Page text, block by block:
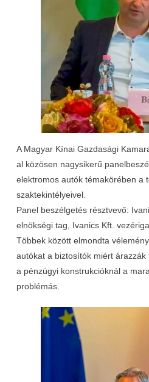
A Magyar Kínai Gazdasági
al közösen nagysikerű
elektromos autók témakörében a
szaktekintélyeivel.
Panel beszélgetés résztvevő:
elnökségi tag, Ivanics Kft.
Többek között elmondta
autókat a biztosítók miért
a pénzügyi konstrukcióknál a
problémás.